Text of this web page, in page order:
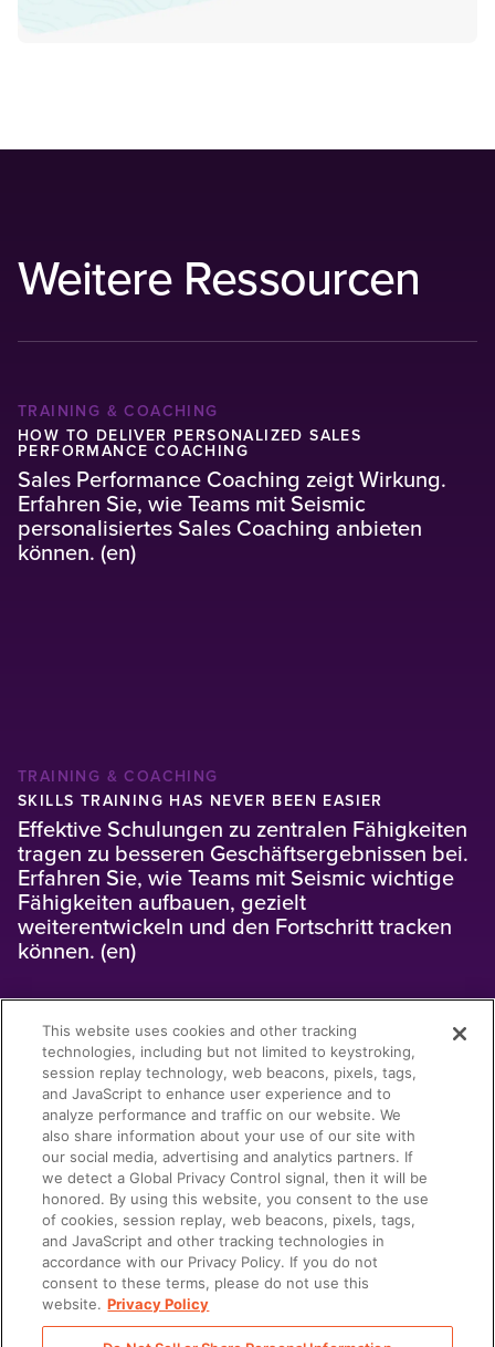
Weitere Ressourcen
TRAINING & COACHING
HOW TO DELIVER PERSONALIZED SALES
PERFORMANCE COACHING
Sales Performance Coaching zeigt Wirkung.
Erfahren Sie, wie Teams mit Seismic
personalisiertes Sales Coaching anbieten
können. (en)
TRAINING & COACHING
SKILLS TRAINING HAS NEVER BEEN EASIER
Effektive Schulungen zu zentralen Fähigkeiten
tragen zu besseren Geschäftsergebnissen bei.
Erfahren Sie, wie Teams mit Seismic wichtige
Fähigkeiten aufbauen, gezielt
weiterentwickeln und den Fortschritt tracken
können. (en)
ENABLEMENT
FÄHIGKEITEN VS. KOMPETENZEN – WAS IST DER
UNTERSCHIED?
Fähigkeiten und Kompetenzen sind für jedes
Unternehmen wichtig. Entdecken Sie zentrale
Fähigkeiten und Kompetenzen, die Teams
mitbringen sollten.
This website uses cookies and other tracking
technologies, including but not limited to keystroking,
session replay technology, web beacons, pixels, tags,
and JavaScript to enhance user experience and to
analyze performance and traffic on our website. We
also share information about your use of our site with
our social media, advertising and analytics partners. If
we detect a Global Privacy Control signal, then it will be
honored. By using this website, you consent to the use
of cookies, session replay, web beacons, pixels, tags,
and JavaScript and other tracking technologies in
accordance with our Privacy Policy. If you do not
consent to these terms, please do not use this
website. Privacy Policy